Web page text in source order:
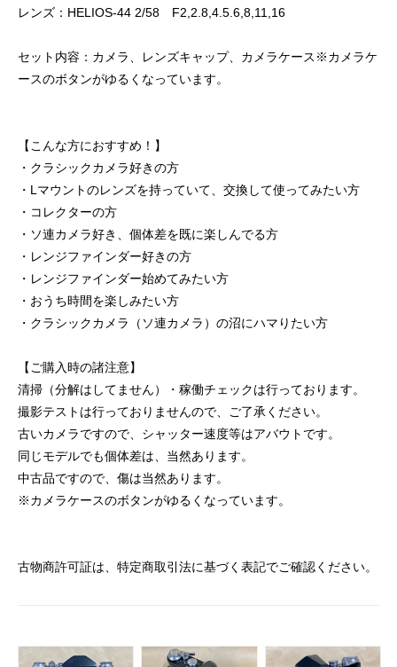
レンズ：HELIOS-44 2/58 F2,2.8,4.5.6,8,11,16
セット内容：カメラ、レンズキャップ、カメラケース※カメラケ
ースのボタンがゆるくなっています。
【こんな方におすすめ！】
・クラシックカメラ好きの方
・Lマウントのレンズを持っていて、交換して使ってみたい方
・コレクターの方
・ソ連カメラ好き、個体差を既に楽しんでる方
・レンジファインダー好きの方
・レンジファインダー始めてみたい方
・おうち時間を楽しみたい方
・クラシックカメラ（ソ連カメラ）の沼にハマりたい方
【ご購入時の諸注意】
清掃（分解はしてません）・稼働チェックは行っております。
撮影テストは行っておりませんので、ご了承ください。
古いカメラですので、シャッター速度等はアバウトです。
同じモデルでも個体差は、当然あります。
中古品ですので、傷は当然あります。
※カメラケースのボタンがゆるくなっています。
古物商許可証は、特定商取引法に基づく表記でご確認ください。